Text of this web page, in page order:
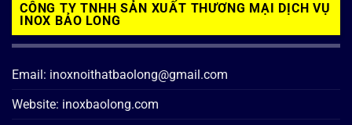
CÔNG TY TNHH SẢN XUẤT THƯƠNG MẠI DỊCH VỤ
INOX BẢO LONG
Email: inoxnoithatbaolong@gmail.com
Website: inoxbaolong.com